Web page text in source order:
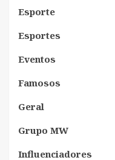
Esporte
Esportes
Eventos
Famosos
Geral
Grupo MW
Influenciadores